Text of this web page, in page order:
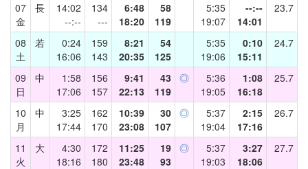
07
金
長
14:02
--:--
134
---
6:48
18:20
58
119
5:35
19:07
--:--
14:01
23.7
08
土
若
0:24
16:06
159
143
8:21
20:35
54
125
5:35
19:06
0:10
15:11
24.7
09
日
中
1:58
17:06
156
157
9:41
22:13
43
119
◎
5:36
19:05
1:08
16:18
25.7
10
月
中
3:25
17:44
162
170
10:39
23:08
30
107
◎
5:37
19:04
2:15
17:16
26.7
11
火
大
4:30
18:16
172
180
11:25
23:48
19
93
◎
5:37
19:03
3:27
18:06
27.7